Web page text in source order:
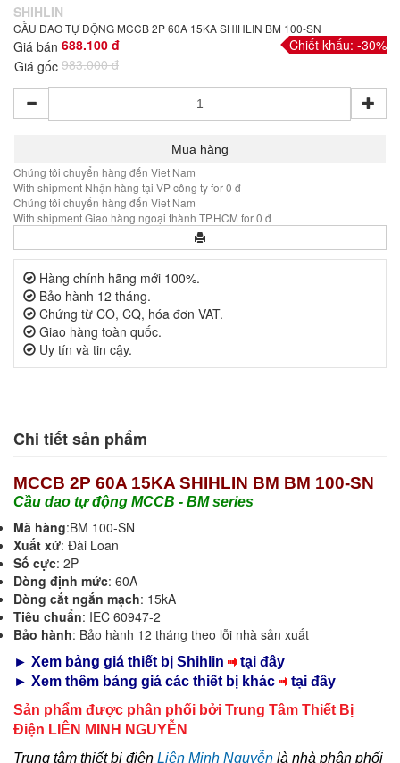
SHIHLIN
CẦU DAO TỰ ĐỘNG MCCB 2P 60A 15KA SHIHLIN BM 100-SN
Giá bán 688.100 đ
Giá gốc 983.000 đ
Chiết khấu: -30%
Chúng tôi chuyển hàng đến Viet Nam
With shipment Nhận hàng tại VP công ty for 0 đ
Chúng tôi chuyển hàng đến Viet Nam
With shipment Giao hàng ngoại thành TP.HCM for 0 đ
Hàng chính hãng mới 100%.
Bảo hành 12 tháng.
Chứng từ CO, CQ, hóa đơn VAT.
Giao hàng toàn quốc.
Uy tín và tin cậy.
Chi tiết sản phẩm
MCCB 2P 60A 15KA SHIHLIN BM BM 100-SN
Cầu dao tự động MCCB - BM series
Mã hàng:BM 100-SN
Xuất xứ: Đài Loan
Số cực: 2P
Dòng định mức: 60A
Dòng cắt ngắn mạch: 15kA
Tiêu chuẩn: IEC 60947-2
Bảo hành: Bảo hành 12 tháng theo lỗi nhà sản xuất
► Xem bảng giá thiết bị Shihlin
tại đây
► Xem thêm bảng giá các thiết bị khác
tại đây
Sản phẩm được phân phối bởi Trung Tâm Thiết Bị
Điện LIÊN MINH NGUYỄN
Trung tâm thiết bị điện Liên Minh Nguyễn là nhà phân phối